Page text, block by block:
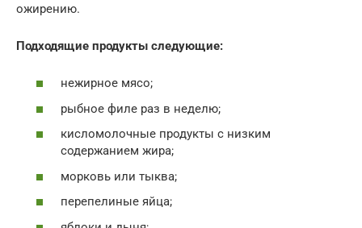
ожирению.
Подходящие продукты следующие:
нежирное мясо;
рыбное филе раз в неделю;
кисломолочные продукты с низким
содержанием жира;
морковь или тыква;
перепелиные яйца;